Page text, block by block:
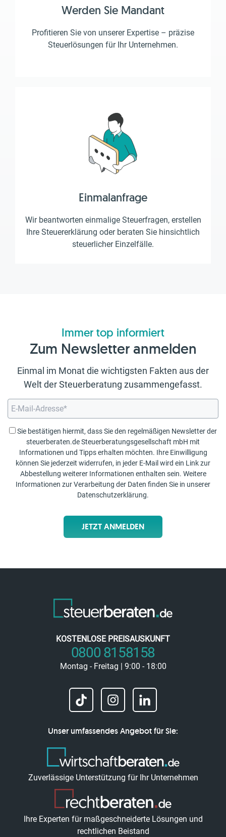
Werden Sie Mandant
Profitieren Sie von unserer Expertise – präzise
Steuerlösungen für Ihr Unternehmen.
Einmalanfrage
Wir beantworten einmalige Steuerfragen, erstellen
Ihre Steuererklärung oder beraten Sie hinsichtlich
steuerlicher Einzelfälle.
Immer top informiert
Zum Newsletter anmelden
Einmal im Monat die wichtigsten Fakten aus der
Welt der Steuerberatung zusammengefasst.
Sie bestätigen hiermit, dass Sie den regelmäßigen Newsletter der
steuerberaten.de Steuerberatungsgesellschaft mbH mit
Informationen und Tipps erhalten möchten. Ihre Einwilligung
können Sie jederzeit widerrufen, in jeder E-Mail wird ein Link zur
Abbestellung weiterer Informationen enthalten sein. Weitere
Informationen zur Verarbeitung der Daten finden Sie in unserer
Datenschutzerklärung.
JETZT ANMELDEN
KOSTENLOSE PREISAUSKUNFT
0800 8158158
Montag - Freitag | 9:00 - 18:00
Unser umfassendes Angebot für Sie:
Zuverlässige Unterstützung für Ihr Unternehmen
Ihre Experten für maßgeschneiderte Lösungen und
rechtlichen Beistand